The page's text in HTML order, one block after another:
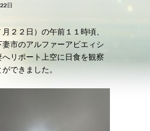
日
２２日）の午前１１時頃、
妻市のアルファーアビエィシ
へリポート上空に日食を観察
できました。